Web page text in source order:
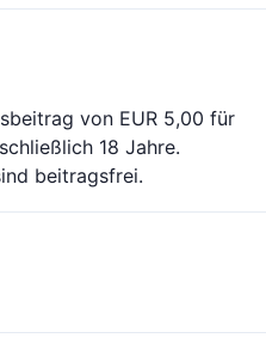
von EUR 5,00 für
18 Jahre.
beitragsfrei.